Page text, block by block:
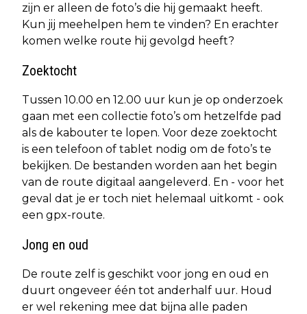
zijn er alleen de foto’s die hij gemaakt heeft.
Kun jij meehelpen hem te vinden? En erachter
komen welke route hij gevolgd heeft?
Zoektocht
Tussen 10.00 en 12.00 uur kun je op onderzoek
gaan met een collectie foto’s om hetzelfde pad
als de kabouter te lopen. Voor deze zoektocht
is een telefoon of tablet nodig om de foto’s te
bekijken. De bestanden worden aan het begin
van de route digitaal aangeleverd. En - voor het
geval dat je er toch niet helemaal uitkomt - ook
een gpx-route.
Jong en oud
De route zelf is geschikt voor jong en oud en
duurt ongeveer één tot anderhalf uur. Houd
er wel rekening mee dat bijna alle paden